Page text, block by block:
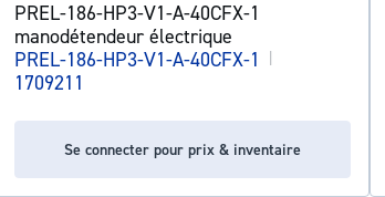
PREL-186-HP3-V1-A-40CFX-1
manodétendeur électrique
PREL-186-HP3-V1-A-40CFX-1
|
1709211
Se connecter pour prix & inventaire